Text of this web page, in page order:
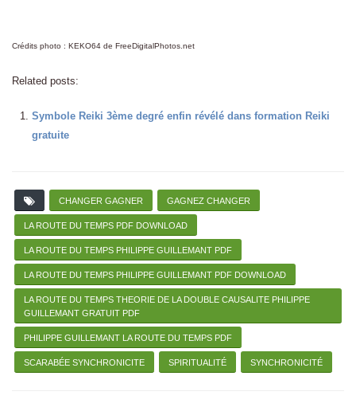
Crédits photo : KEKO64 de FreeDigitalPhotos.net
Related posts:
Symbole Reiki 3ème degré enfin révélé dans formation Reiki
gratuite
CHANGER GAGNER GAGNEZ CHANGER
LA ROUTE DU TEMPS PDF DOWNLOAD
LA ROUTE DU TEMPS PHILIPPE GUILLEMANT PDF
LA ROUTE DU TEMPS PHILIPPE GUILLEMANT PDF DOWNLOAD
LA ROUTE DU TEMPS THEORIE DE LA DOUBLE CAUSALITE PHILIPPE
GUILLEMANT GRATUIT PDF
PHILIPPE GUILLEMANT LA ROUTE DU TEMPS PDF
SCARABÉE SYNCHRONICITE SPIRITUALITÉ SYNCHRONICITÉ